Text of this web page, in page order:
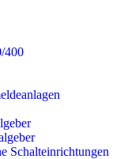
400
Schalteinrichtungen